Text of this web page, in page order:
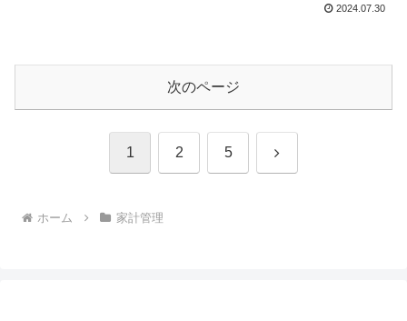
2024.07.30
次のページ
1 2 5 次
ホーム 家計管理